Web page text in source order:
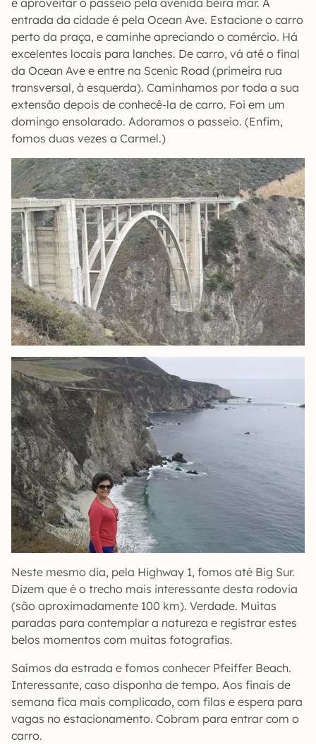
e aproveitar o passeio pela avenida beira mar. A
entrada da cidade é pela Ocean Ave. Estacione o carro
perto da praça, e caminhe apreciando o comércio. Há
excelentes locais para lanches. De carro, vá até o final
da Ocean Ave e entre na Scenic Road (primeira rua
transversal, à esquerda). Caminhamos por toda a sua
extensão depois de conhecê-la de carro. Foi em um
domingo ensolarado. Adoramos o passeio. (Enfim,
fomos duas vezes a Carmel.)
Neste mesmo dia, pela Highway 1, fomos até Big Sur.
Dizem que é o trecho mais interessante desta rodovia
(são aproximadamente 100 km). Verdade. Muitas
paradas para contemplar a natureza e registrar estes
belos momentos com muitas fotografias.
Saímos da estrada e fomos conhecer Pfeiffer Beach.
Interessante, caso disponha de tempo. Aos finais de
semana fica mais complicado, com filas e espera para
vagas no estacionamento. Cobram para entrar com o
carro.